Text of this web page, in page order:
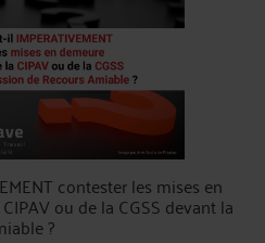
contester les mises en
ou de la CGSS devant la
?